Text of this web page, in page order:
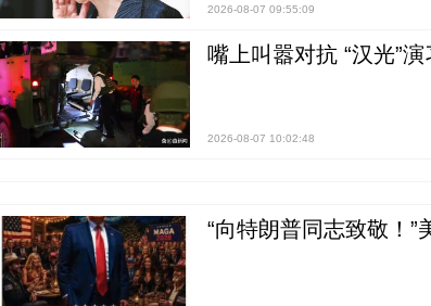
2026-08-07 09:55:09
嘴上叫嚣对抗 “汉光”
2026-08-07 10:02:48
“向特朗普同志致敬！”